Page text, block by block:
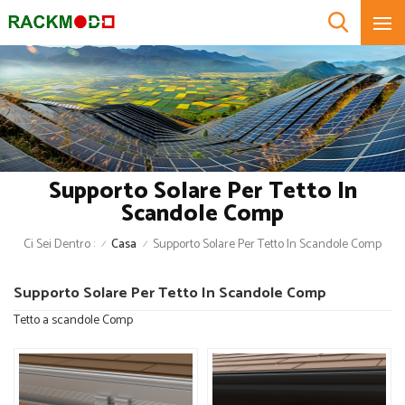
Supporto Solare Per Tetto In
Scandole Comp
Ci Sei Dentro : / Casa / Supporto Solare Per Tetto In Scandole Comp
Supporto Solare Per Tetto In Scandole Comp
Tetto a scandole Comp